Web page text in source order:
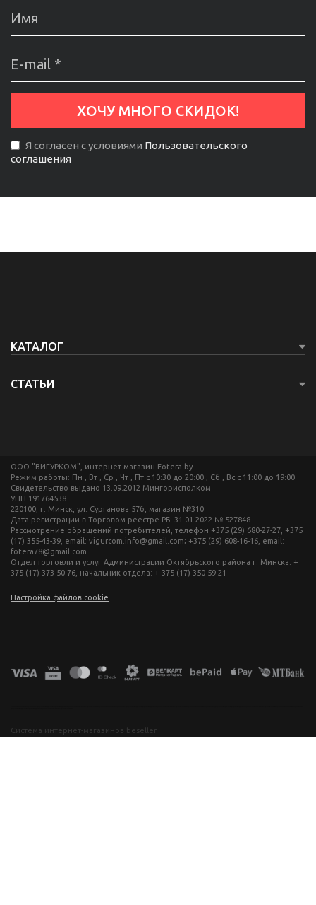
Я согласен с условиями Пользовательского
соглашения
КАТАЛОГ
СТАТЬИ
ООО "ВИГУРКОМ", интернет-магазин Fotera.by
Режим работы: Пн , Вт , Ср , Чт , Пт c 10:30 до 20:00 ; Сб , Вс c 11:00 до 19:00
Свидетельство выдано 13.09.2012 Мингорисполком
УНП 191764538
220100, г. Минск, ул. Сурганова 57б, магазин №310
Дата регистрации в Торговом реестре РБ: 31.01.2022 № 527848
Рассмотрение обращений потребителей, телефон +375 (29) 680-27-27, +375
(17) 355-43-39, email: vigurcom.info@gmail.com; +375 (29) 608-16-16, email:
fotera78@gmail.com
Отдел торговли и услуг Администрации Октябрьского района г. Минска: +
375 (17) 373-50-76, начальник отдела: + 375 (17) 350-59-21
Настройка файлов cookie
Система интернет-магазинов beseller